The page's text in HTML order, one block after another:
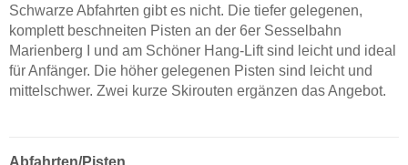
Schwarze Abfahrten gibt es nicht. Die tiefer gelegenen,
komplett beschneiten Pisten an der 6er Sesselbahn
Marienberg I und am Schöner Hang-Lift sind leicht und ideal
für Anfänger. Die höher gelegenen Pisten sind leicht und
mittelschwer. Zwei kurze Skirouten ergänzen das Angebot.
Abfahrten/Pisten